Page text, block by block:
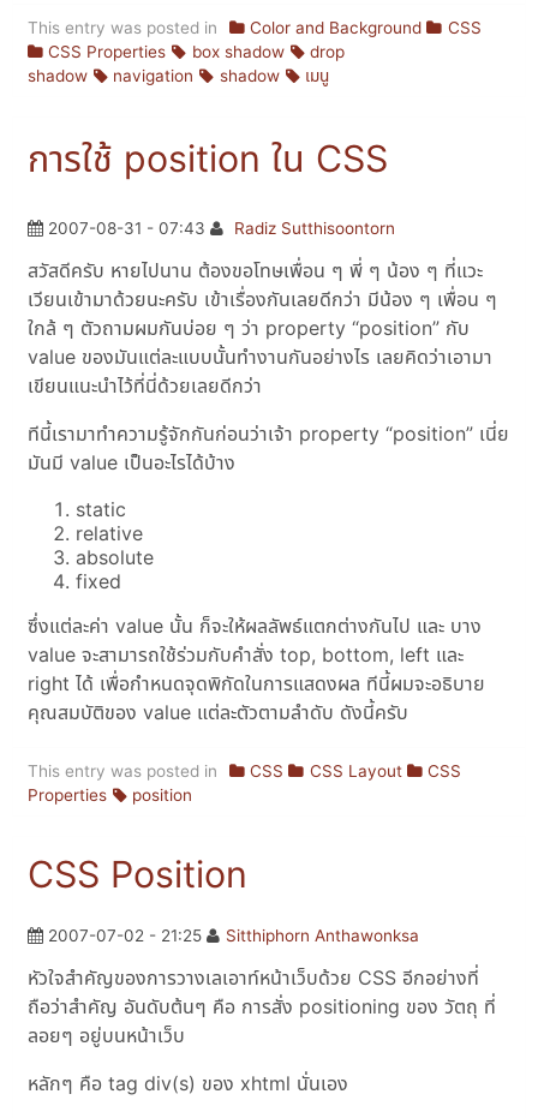
This entry was posted in Color and Background
CSS
CSS Properties
box shadow
drop
shadow
navigation shadow เมนู
การใช้ position ใน CSS
2007-08-31 - 07:43 Radiz Sutthisoontorn
สวัสดีครับ หายไปนาน ต้องขอโทษเพื่อน ๆ พี่ ๆ น้อง ๆ ที่แวะ
เวียนเข้ามาด้วยนะครับ เข้าเรื่องกันเลยดีกว่า มีน้อง ๆ เพื่อน ๆ
ใกล้ ๆ ตัวถามผมกันบ่อย ๆ ว่า property “position” กับ
value ของมันแต่ละแบบนั้นทำงานกันอย่างไร เลยคิดว่าเอามา
เขียนแนะนำไว้ที่นี่ด้วยเลยดีกว่า
ทีนี้เรามาทำความรู้จักกันก่อนว่าเจ้า property position เนี่ย
มันมี value เป็นอะไรได้บ้าง
static
relative
absolute
fixed
ซึ่งแต่ละค่า value นั้น ก็จะให้ผลลัพธ์แตกต่างกันไป และ บาง
value จะสามารถใช้ร่วมกับคำสั่ง top, bottom, left และ
right ได้ เพื่อกำหนดจุดพิกัดในการแสดงผล ทีนี้ผมจะอธิบาย
คุณสมบัติของ value แต่ละตัวตามลำดับ ดังนี้ครับ
This entry was posted in CSS CSS Layout
CSS
Properties
position
CSS Position
2007-07-02 - 21:25 Sitthiphorn Anthawonksa
หัวใจสำคัญของการวางเลเอาท์หน้าเว็บด้วย CSS อีกอย่างที่
ถือว่าสำคัญ อันดับต้นๆ คือ การสั่ง positioning ของ วัตถุ ที่
ลอยๆ อยู่บนหน้าเว็บ
หลักๆ คือ tag div(s) ของ xhtml นั่นเอง